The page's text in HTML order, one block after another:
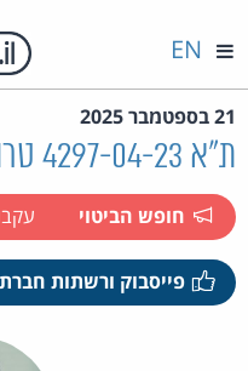
EN
21 בספטמבר 2025
ת"א 4297-04-23 טרופר נ' מיס ואח'
חופש הביטוי
פייסבוק ורשתות